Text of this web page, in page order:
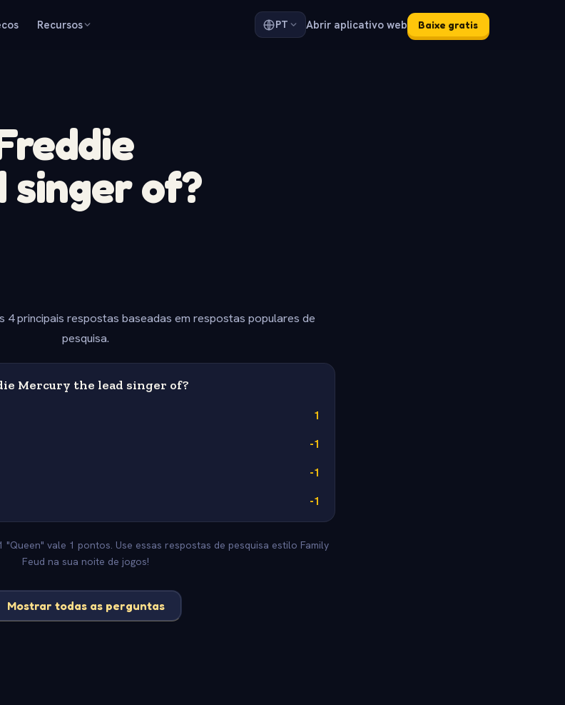
Recursos PT Abrir aplicativo web Baixe gratis
of?
4 principais respostas baseadas em respostas populares de
pesquisa.
Mercury the lead singer of?
1
-1
-1
-1
vale 1 pontos. Use essas respostas de pesquisa estilo Family
Feud na sua noite de jogos!
Mostrar todas as perguntas